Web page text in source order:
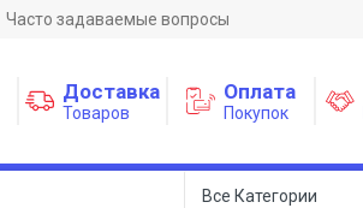
Часто задаваемые вопросы
Доставка
Товаров
Оплата
Покупок